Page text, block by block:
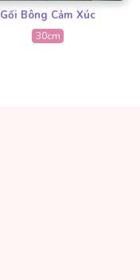
Gối Bông Cảm Xúc
30cm